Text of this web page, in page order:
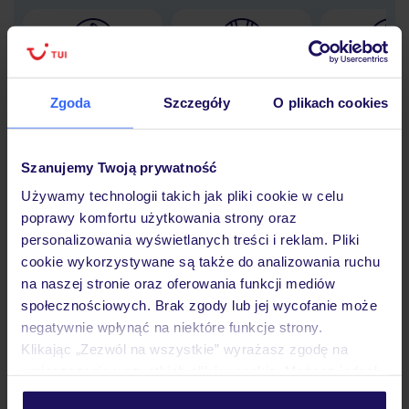
Zgoda Szczegóły O plikach cookies
Szanujemy Twoją prywatność
Używamy technologii takich jak pliki cookie w celu
poprawy komfortu użytkowania strony oraz
personalizowania wyświetlanych treści i reklam. Pliki
cookie wykorzystywane są także do analizowania ruchu
na naszej stronie oraz oferowania funkcji mediów
społecznościowych. Brak zgody lub jej wycofanie może
negatywnie wpłynąć na niektóre funkcje strony.
Klikając „Zezwól na wszystkie” wyrażasz zgodę na
personalizować swój wybór wchodząc w zakładkę
Hotel
Pokoje
Wyżywienie